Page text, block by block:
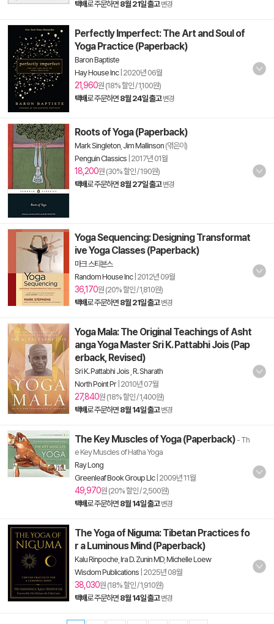
택배로 주문하면 8월 21일 출고 변경
Perfectly Imperfect: The Art and Soul of
Yoga Practice (Paperback)
Baron Baptiste
Hay House Inc| 2020년 06월
21,960원 (18% 할인 / 1,100원)
택배로 주문하면 8월 24일 출고 변경
Roots of Yoga (Paperback)
Mark Singleton Jim Mallinson (엮은이)
Penguin Classics 2017년 01월
18,200원 (30% 할인 / 190원)
택배로 주문하면 8월 27일 출고 변경
Yoga Sequencing: Designing Transformat
ive Yoga Classes (Paperback)
마크 스티븐스
Random House Inc| 2012년 09월
36,170원 (20% 할인 / 1,810원)
택배로 주문하면 8월 21일 출고 변경
Yoga Mala: The Original Teachings of Asht
anga Yoga Master Sri K. Pattabhi Jois (Pap
erback, Revised)
Sri K. Pattabhi Jois R. Sharath
North Point Pr 2010년 07월
27,840원 (18% 할인 / 1,400원)
택배로 주문하면 8월 14일 출고 변경
The Key Muscles of Yoga (Paperback) - Th
e Key Muscles of Hatha Yoga
Ray Long
Greenleaf Book Group Llc| 2009년 11월
49,970원 (20% 할인 / 2,500원)
택배로 주문하면 8월 14일 출고 변경
The Yoga of Niguma: Tibetan Practices fo
r a Luminous Mind (Paperback)
Kalu Rinpoche Ira D. Zunin MD, Michelle Loew
Wisdom Publications 2025년 08월
38,030원 (18% 할인 / 1,910원)
택배로 주문하면 8월 14일 출고 변경